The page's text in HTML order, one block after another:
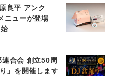
良平 アンク
ニューが登場
合会 創立50周
」を開催します